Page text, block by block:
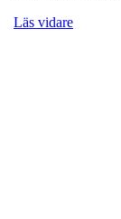
Läs vidare